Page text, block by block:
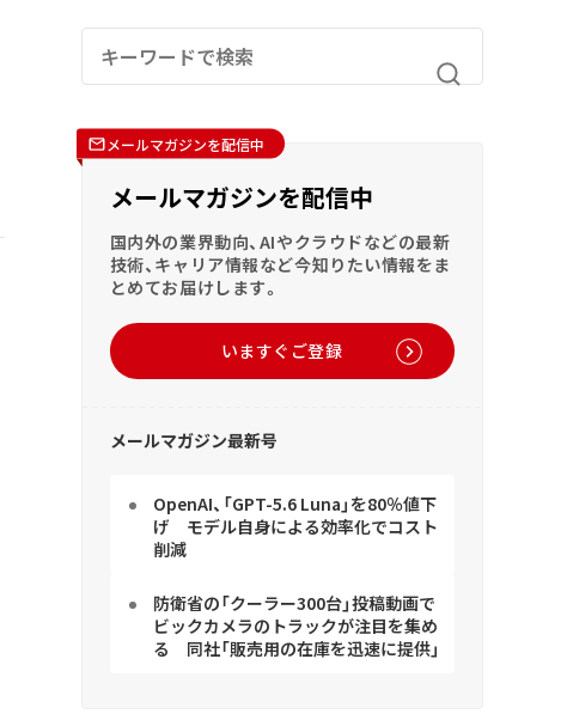
メールマガジンを配信中
メールマガジンを配信中
国内外の業界動向、AIやクラウドなどの最新
技術、キャリア情報など今知りたい情報をま
とめてお届けします。
いますぐご登録
メールマガジン最新号
OpenAI、「GPT-5.6 Luna」を80％値下
げ モデル自身による効率化でコスト
削減
防衛省の「クーラー300台」投稿動画で
ビックカメラのトラックが注目を集め
る 同社「販売用の在庫を迅速に提供」